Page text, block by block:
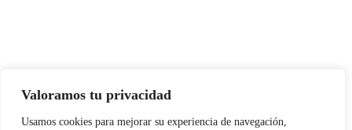
Valoramos tu privacidad
Usamos cookies para mejorar su experiencia de navegación,